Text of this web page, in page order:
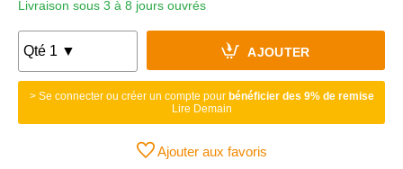
Livraison sous 3 à 8 jours ouvrés
AJOUTER
> Se connecter ou créer un compte pour bénéficier des 9% de remise
Lire Demain
Ajouter aux favoris